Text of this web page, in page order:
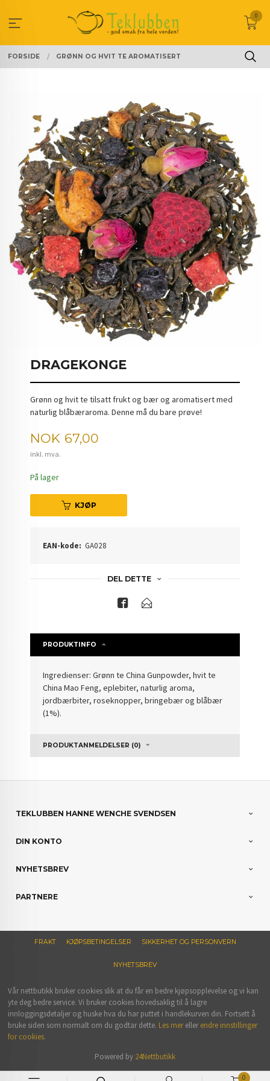
innholdet
0
0
FORSIDE GRØNN OG HVIT TE AROMATISERT
DRAGEKONGE
Grønn og hvit te tilsatt frukt og bær og aromatisert med
naturlig blåbæraroma. Denne må du bare prøve!
Pris
NOK 67,00
inkl. mva.
På lager
KJØP
EAN-kode: GA028
DEL DETTE
PRODUKTINFO
Ingredienser: Grønn te China Gunpowder, hvit te
China Mao Feng, eplebiter, naturlig aroma,
jordbærbiter, roseknopper, bringebær og blåbær
(1%).
PRODUKTANMELDELSER (0)
TEKLUBBEN HANNE WENCHE SVENDSEN
DIN KONTO
NYHETSBREV
PARTNERE
FRAKT KJØPSBETINGELSER SIKKERHET OG PERSONVERN
NYHETSBREV
Vår nettbutikk bruker cookies slik at du får en bedre kjøpsopplevelse og vi kan
yte deg bedre service. Vi bruker cookies hovedsaklig til å lagre
innloggingsdetaljer og huske hva du har puttet i handlekurven din. Fortsett å
bruke siden som normalt om du godtar dette. Les merellerendre innstillinger
for cookies.
Powered by 24Nettbutikk